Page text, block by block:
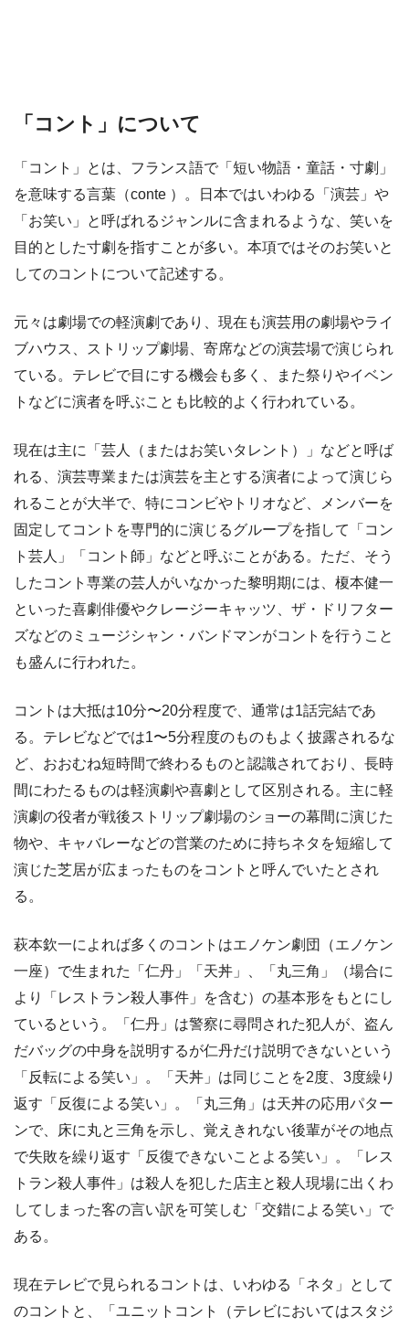
「コント」について
「コント」とは、フランス語で「短い物語・童話・寸劇」
を意味する言葉（conte ）。日本ではいわゆる「演芸」や
「お笑い」と呼ばれるジャンルに含まれるような、笑いを
目的とした寸劇を指すことが多い。本項ではそのお笑いと
してのコントについて記述する。
元々は劇場での軽演劇であり、現在も演芸用の劇場やライ
ブハウス、ストリップ劇場、寄席などの演芸場で演じられ
ている。テレビで目にする機会も多く、また祭りやイベン
トなどに演者を呼ぶことも比較的よく行われている。
現在は主に「芸人（またはお笑いタレント）」などと呼ば
れる、演芸専業または演芸を主とする演者によって演じら
れることが大半で、特にコンビやトリオなど、メンバーを
固定してコントを専門的に演じるグループを指して「コン
ト芸人」「コント師」などと呼ぶことがある。ただ、そう
したコント専業の芸人がいなかった黎明期には、榎本健一
といった喜劇俳優やクレージーキャッツ、ザ・ドリフター
ズなどのミュージシャン・バンドマンがコントを行うこと
も盛んに行われた。
コントは大抵は10分〜20分程度で、通常は1話完結であ
る。テレビなどでは1〜5分程度のものもよく披露されるな
ど、おおむね短時間で終わるものと認識されており、長時
間にわたるものは軽演劇や喜劇として区別される。主に軽
演劇の役者が戦後ストリップ劇場のショーの幕間に演じた
物や、キャバレーなどの営業のために持ちネタを短縮して
演じた芝居が広まったものをコントと呼んでいたとされ
る。
萩本欽一によれば多くのコントはエノケン劇団（エノケン
一座）で生まれた「仁丹」「天丼」、「丸三角」（場合に
より「レストラン殺人事件」を含む）の基本形をもとにし
ているという。「仁丹」は警察に尋問された犯人が、盗ん
だバッグの中身を説明するが仁丹だけ説明できないという
「反転による笑い」。「天丼」は同じことを2度、3度繰り
返す「反復による笑い」。「丸三角」は天丼の応用パター
ンで、床に丸と三角を示し、覚えきれない後輩がその地点
で失敗を繰り返す「反復できないことよる笑い」。「レス
トラン殺人事件」は殺人を犯した店主と殺人現場に出くわ
してしまった客の言い訳を可笑しむ「交錯による笑い」で
ある。
現在テレビで見られるコントは、いわゆる「ネタ」として
のコントと、「ユニットコント（テレビにおいてはスタジ